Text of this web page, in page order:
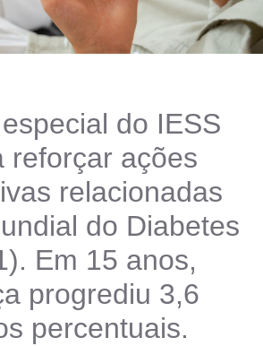
do IESS
reforçar ações
relacionadas
do Diabetes
Em 15 anos,
progrediu 3,6
percentuais.